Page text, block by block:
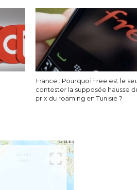
France : Pourquoi Free est le
contester la supposée hausse
prix du roaming en Tunisie ?